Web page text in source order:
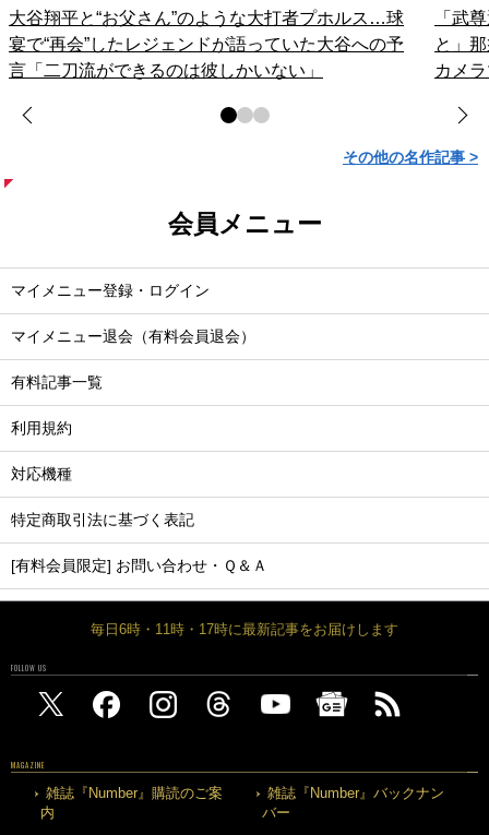
大谷翔平と“お父さん”のような大打者プホルス…球
宴で“再会”したレジェンドが語っていた大谷への予
言「二刀流ができるのは彼しかいない」
「武
と」
カメ
その他の名作記事 >
会員メニュー
マイメニュー登録・ログイン
マイメニュー退会（有料会員退会）
有料記事一覧
利用規約
対応機種
特定商取引法に基づく表記
[有料会員限定] お問い合わせ・Ｑ＆Ａ
毎日6時・11時・17時に最新記事をお届けします
FOLLOW US
MAGAZINE
雑誌『Number』購読のご案
内
雑誌『Number』バックナン
バー